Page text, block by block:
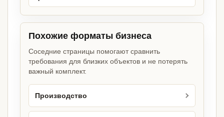
Похожие форматы бизнеса
Соседние страницы помогают сравнить
требования для близких объектов и не потерять
важный комплект.
Производство